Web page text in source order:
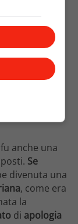
fu anche una
Se
divenuta una
, come era
la
di apologia